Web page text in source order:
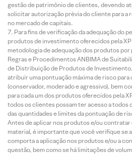
gestão de patrimônio de clientes, devendo
solicitar autorização prévia do cliente para a
no mercado de capitais.
Para fins de verificação da adequação do
produtos de investimento oferecidos pela
metodologia de adequação dos produtos
Regras e Procedimentos ANBIMA de
de Distribuição de Produtos de
atribuir uma pontuação máxima de risco
(conservador, moderado e agressivo), bem
para cada um dos produtos oferecidos pela
todos os clientes possam ter acesso a
das quantidades e limites da pontuação de
Antes de aplicar nos produtos e/ou
material, é importante que você verifique se
comporta a aplicação nos produtos e/ou a
questão, bem como se há limitações de